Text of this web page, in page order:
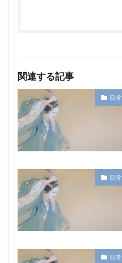
関連する記事
日常
日常
日常